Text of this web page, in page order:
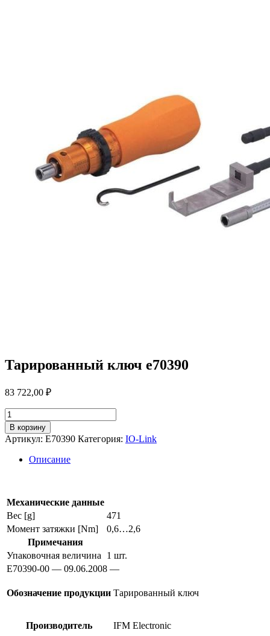
Тарированный ключ e70390
83 722,00 ₽
Количество
товара
Тарированный
ключ
e70390
В корзину
Артикул: E70390 Категория: IO-Link
Описание
Механические данные
Вес [g]
471
Момент затяжки [Nm]
0,6…2,6
Примечания
Упаковочная величина
1 шт.
E70390-00 — 09.06.2008 —
Обозначение продукции Тарированный ключ
Производитель IFM Electronic